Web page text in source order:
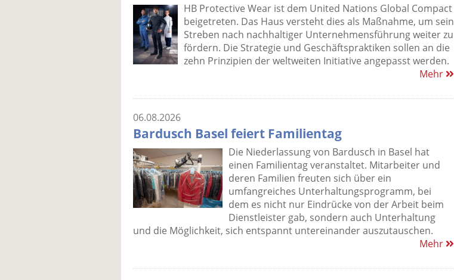
HB Protective Wear ist dem United Nations Global Compact
beigetreten. Das Haus versteht dies als Maßnahme, um sein
Streben nach nachhaltiger Unternehmensführung weiter zu
fördern. Die Strategie und Geschäftspraktiken sollen an die
zehn Prinzipien der weltweiten Initiative angepasst werden.
Mehr
06.08.2026
Bardusch Basel feiert Familientag
Die Niederlassung von Bardusch in Basel hat
einen Familientag veranstaltet. Mitarbeiter und
deren Familien freuten sich über ein
umfangreiches Unterhaltungsprogramm, bei
dem es nicht nur Eindrücke von der Arbeit beim
Dienstleister gab, sondern auch Unterhaltung
und die Möglichkeit, sich entspannt untereinander auszutauschen.
Mehr